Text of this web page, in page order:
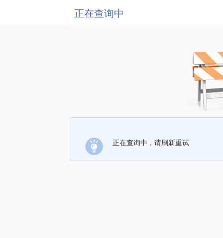
正在查询中
正在查询中，请刷新重试